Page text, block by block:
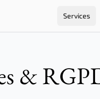
Services
&